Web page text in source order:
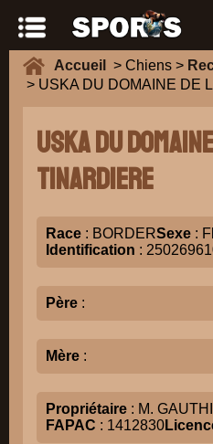
Accueil > Chiens >
> USKA DU DOMAINE DE
USKA DU
TINARDIERE
Race : BORDERSexe : F
Identification :
Père :
Mère :
Propriétaire : M.
FAPAC : 1412830